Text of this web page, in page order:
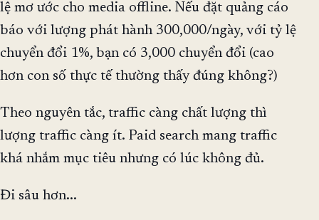
lệ mơ ước cho media offline. Nếu đặt quảng cáo
báo với lượng phát hành 300,000/ngày, với tỷ lệ
chuyển đổi 1%, bạn có 3,000 chuyển đổi (cao
hơn con số thực tế thường thấy đúng không?)
Theo nguyên tắc, traffic càng chất lượng thì
lượng traffic càng ít. Paid search mang traffic
khá nhắm mục tiêu nhưng có lúc không đủ.
Đi sâu hơn...